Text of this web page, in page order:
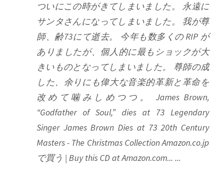
ついにこの時がきてしまいました。 永遠に
サンタさんになってしまいました。 我が尊
師、齢73にて逝去。 今年も数多くの RIP が
ありましたが、個人的に最もショックが大
きいものとなってしまいました。 尊師の成
した、余りにも偉大な音楽的革新と革命を
改めて噛みしめつつ。 James Brown,
“Godfather of Soul,” dies at 73 Legendary
Singer James Brown Dies at 73 20th Century
Masters - The Christmas Collection Amazon.co.jp
で買う | Buy this CD at Amazon.com... ...